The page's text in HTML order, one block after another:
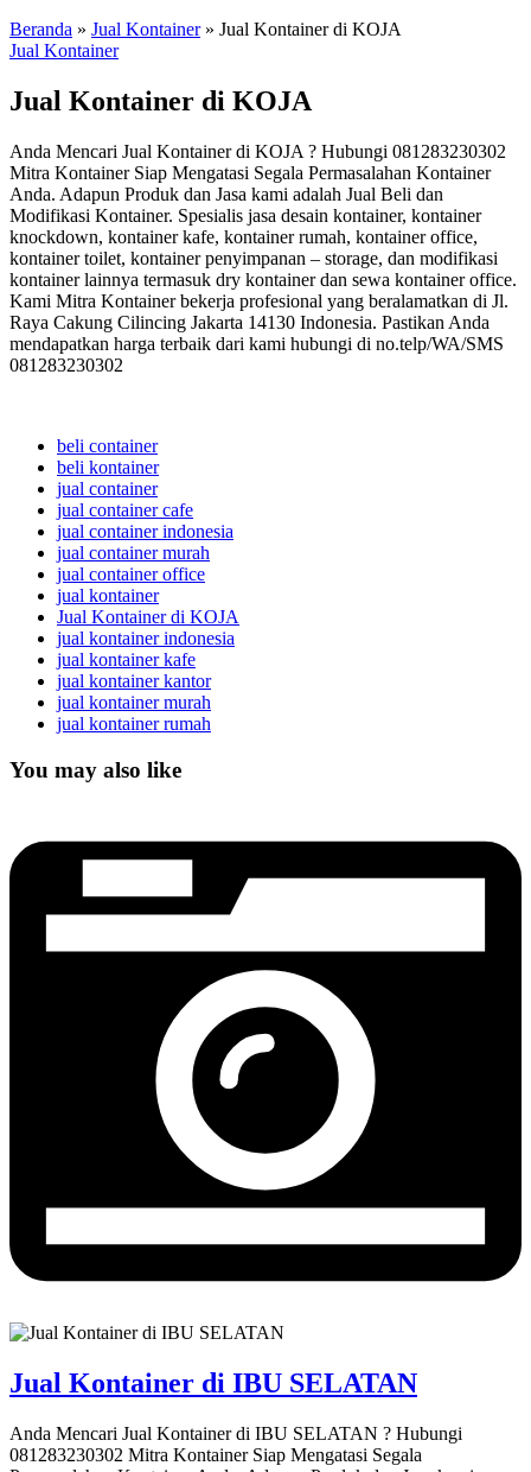
Beranda » Jual Kontainer » Jual Kontainer di KOJA
Jual Kontainer
Jual Kontainer di KOJA
Anda Mencari Jual Kontainer di KOJA ? Hubungi 081283230302
Mitra Kontainer Siap Mengatasi Segala Permasalahan Kontainer
Anda. Adapun Produk dan Jasa kami adalah Jual Beli dan
Modifikasi Kontainer. Spesialis jasa desain kontainer, kontainer
knockdown, kontainer kafe, kontainer rumah, kontainer office,
kontainer toilet, kontainer penyimpanan – storage, dan modifikasi
kontainer lainnya termasuk dry kontainer dan sewa kontainer office.
Kami Mitra Kontainer bekerja profesional yang beralamatkan di Jl.
Raya Cakung Cilincing Jakarta 14130 Indonesia. Pastikan Anda
mendapatkan harga terbaik dari kami hubungi di no.telp/WA/SMS
081283230302
beli container
beli kontainer
jual container
jual container cafe
jual container indonesia
jual container murah
jual container office
jual kontainer
Jual Kontainer di KOJA
jual kontainer indonesia
jual kontainer kafe
jual kontainer kantor
jual kontainer murah
jual kontainer rumah
You may also like
Jual Kontainer di IBU SELATAN
Anda Mencari Jual Kontainer di IBU SELATAN ? Hubungi
081283230302 Mitra Kontainer Siap Mengatasi Segala